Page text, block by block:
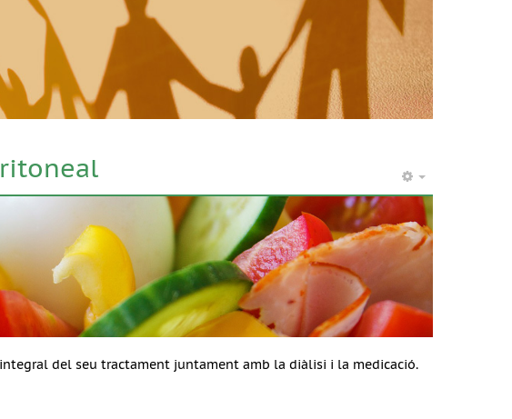
del seu tractament juntament amb la diàlisi i la medicació.